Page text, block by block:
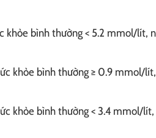
khỏe bình thường < 5.2 mmol/lít,
khỏe bình thường ≥ 0.9 mmol/
khỏe bình thường < 3.4 mmol/